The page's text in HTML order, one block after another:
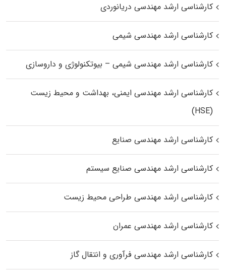
کارشناسی ارشد مهندسی دریانوردی
کارشناسی ارشد مهندسی شیمی
کارشناسی ارشد مهندسی شیمی – بیوتکنولوژی و داروسازی
کارشناسی ارشد مهندسی ایمنی، بهداشت و محیط زیست
(HSE)
کارشناسی ارشد مهندسی صنایع
کارشناسی ارشد مهندسی صنایع سیستم
کارشناسی ارشد مهندسی طراحی محیط زیست
کارشناسی ارشد مهندسی عمران
کارشناسی ارشد مهندسی فرآوری و انتقال گاز